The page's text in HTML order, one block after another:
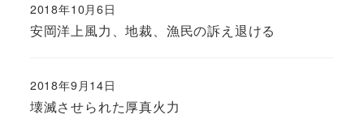
安岡洋上風力、地裁、漁民の訴え退ける
2018年10月6日
壊滅させられた厚真火力
2018年9月14日